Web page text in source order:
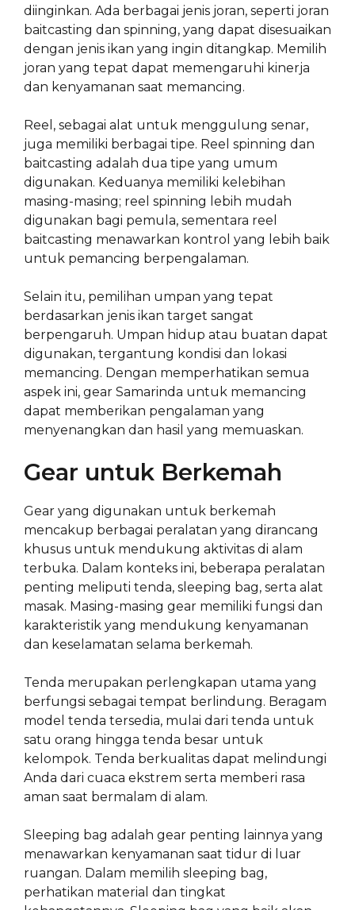
diinginkan. Ada berbagai jenis joran, seperti joran
baitcasting dan spinning, yang dapat disesuaikan
dengan jenis ikan yang ingin ditangkap. Memilih
joran yang tepat dapat memengaruhi kinerja
dan kenyamanan saat memancing.
Reel, sebagai alat untuk menggulung senar,
juga memiliki berbagai tipe. Reel spinning dan
baitcasting adalah dua tipe yang umum
digunakan. Keduanya memiliki kelebihan
masing-masing; reel spinning lebih mudah
digunakan bagi pemula, sementara reel
baitcasting menawarkan kontrol yang lebih baik
untuk pemancing berpengalaman.
Selain itu, pemilihan umpan yang tepat
berdasarkan jenis ikan target sangat
berpengaruh. Umpan hidup atau buatan dapat
digunakan, tergantung kondisi dan lokasi
memancing. Dengan memperhatikan semua
aspek ini, gear Samarinda untuk memancing
dapat memberikan pengalaman yang
menyenangkan dan hasil yang memuaskan.
Gear untuk Berkemah
Gear yang digunakan untuk berkemah
mencakup berbagai peralatan yang dirancang
khusus untuk mendukung aktivitas di alam
terbuka. Dalam konteks ini, beberapa peralatan
penting meliputi tenda, sleeping bag, serta alat
masak. Masing-masing gear memiliki fungsi dan
karakteristik yang mendukung kenyamanan
dan keselamatan selama berkemah.
Tenda merupakan perlengkapan utama yang
berfungsi sebagai tempat berlindung. Beragam
model tenda tersedia, mulai dari tenda untuk
satu orang hingga tenda besar untuk
kelompok. Tenda berkualitas dapat melindungi
Anda dari cuaca ekstrem serta memberi rasa
aman saat bermalam di alam.
Sleeping bag adalah gear penting lainnya yang
menawarkan kenyamanan saat tidur di luar
ruangan. Dalam memilih sleeping bag,
perhatikan material dan tingkat